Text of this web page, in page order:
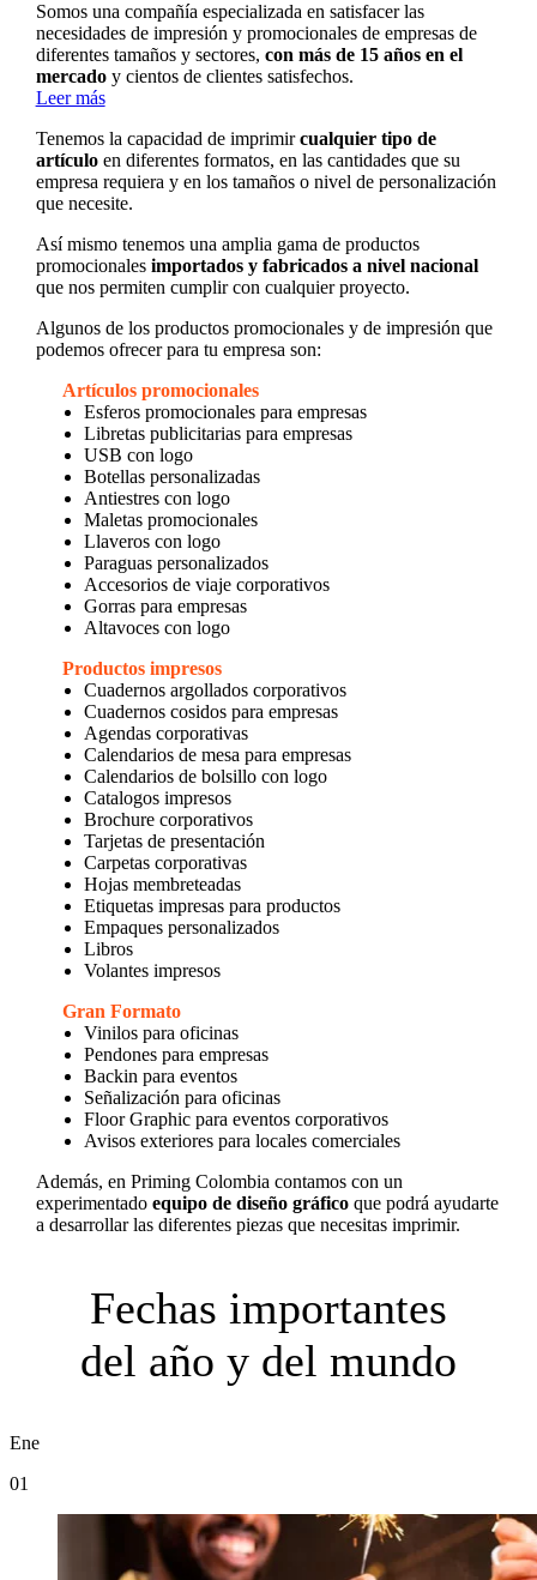
Somos una compañía especializada en satisfacer las
necesidades de impresión y promocionales de empresas de
diferentes tamaños y sectores, con más de 15 años en el
mercadoy cientos de clientes satisfechos.
Leer más
Tenemos la capacidad de imprimircualquier tipo de
artículoen diferentes formatos, en las cantidades que su
empresa requiera y en los tamaños o nivel de personalización
que necesite.
Así mismo tenemos una amplia gama de productos
promocionales importados y fabricados a nivel nacional
que nos permiten cumplir con cualquier proyecto.
Algunos de los productos promocionales y de impresión que
podemos ofrecer para tu empresa son:
Artículos promocionales
Esferos promocionales para empresas
Libretas publicitarias para empresas
USB con logo
Botellas personalizadas
Antiestres con logo
Maletas promocionales
Llaveros con logo
Paraguas personalizados
Accesorios de viaje corporativos
Gorras para empresas
Altavoces con logo
Productos impresos
Cuadernos argollados corporativos
Cuadernos cosidos para empresas
Agendas corporativas
Calendarios de mesa para empresas
Calendarios de bolsillo con logo
Catalogos impresos
Brochure corporativos
Tarjetas de presentación
Carpetas corporativas
Hojas membreteadas
Etiquetas impresas para productos
Empaques personalizados
Libros
Volantes impresos
Gran Formato
Vinilos para oficinas
Pendones para empresas
Backin para eventos
Señalización para oficinas
Floor Graphic para eventos corporativos
Avisos exteriores para locales comerciales
Además, en Priming Colombia contamos con un
experimentado equipo de diseño gráficoque podrá ayudarte
a desarrollar las diferentes piezas que necesitas imprimir.
Fechas importantes
del año y del mundo
Ene
01